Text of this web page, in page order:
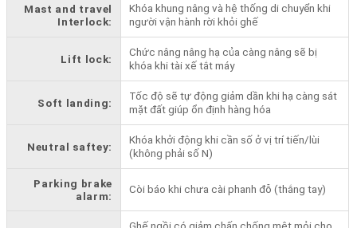
Mast and travel
Interlock:
Khóa khung nâng và hệ thống di chuyển khi
người vận hành rời khỏi ghế
Lift lock:
Chức nâng nâng hạ của càng nâng sẽ bị
khóa khi tài xế tắt máy
Soft landing:
Tốc độ sẽ tự động giảm dần khi hạ càng sát
mặt đất giúp ổn định hàng hóa
Neutral saftey:
Khóa khởi động khi cần số ở vị trí tiến/lùi
(không phải số N)
Parking brake
alarm:
Còi báo khi chưa cài phanh đỗ (thắng tay)
Ghế ngồi có giảm chấn chống mệt mỏi cho